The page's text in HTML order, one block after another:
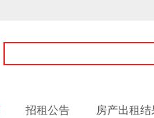
招租公告 房产出租